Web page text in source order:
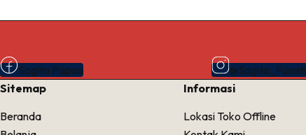
Sagita Papua
Sitemap
Beranda
Informasi
Lokasi Toko Offline